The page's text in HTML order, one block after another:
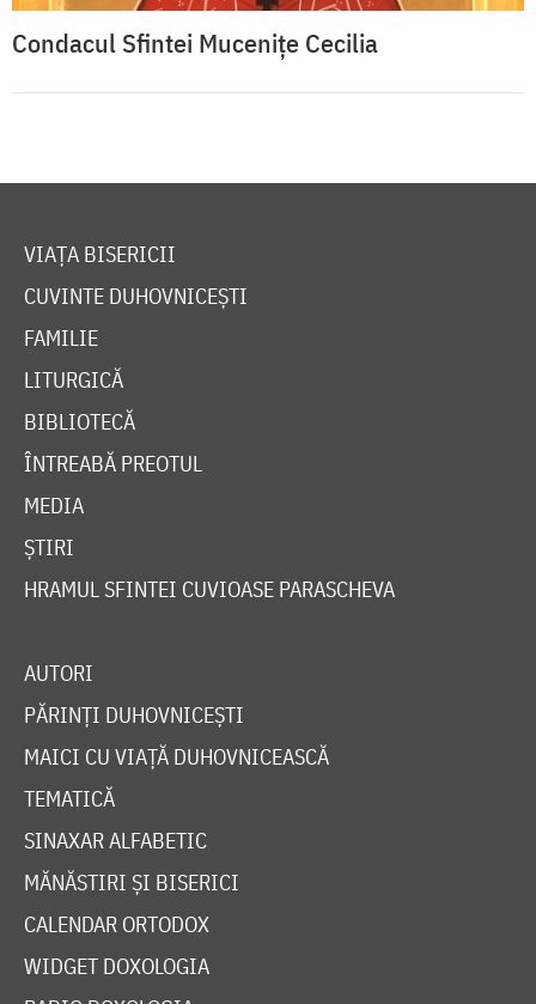
Condacul Sfintei Muceniţe Cecilia
VIAȚA BISERICII
CUVINTE DUHOVNICEȘTI
FAMILIE
LITURGICĂ
BIBLIOTECĂ
ÎNTREABĂ PREOTUL
MEDIA
ȘTIRI
HRAMUL SFINTEI CUVIOASE PARASCHEVA
AUTORI
PĂRINȚI DUHOVNICEȘTI
MAICI CU VIAȚĂ DUHOVNICEASCĂ
TEMATICĂ
SINAXAR ALFABETIC
MĂNĂSTIRI ȘI BISERICI
CALENDAR ORTODOX
WIDGET DOXOLOGIA